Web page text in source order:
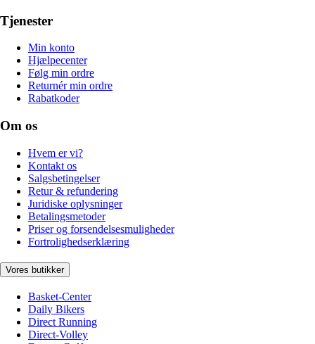
Tjenester
Min konto
Hjælpecenter
Følg min ordre
Returnér min ordre
Rabatkoder
Om os
Hvem er vi?
Kontakt os
Salgsbetingelser
Retur & refundering
Juridiske oplysninger
Betalingsmetoder
Priser og forsendelsesmuligheder
Fortrolighedserklæring
Vores butikker
Basket-Center
Daily Bikers
Direct Running
Direct-Volley